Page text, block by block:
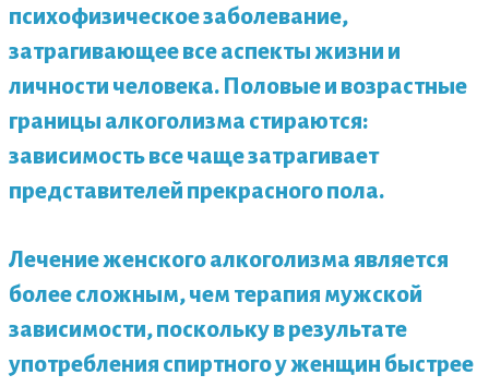
психофизическое заболевание,
затрагивающее все аспекты жизни и
личности человека. Половые и возрастные
границы алкоголизма стираются:
зависимость все чаще затрагивает
представителей прекрасного пола.
Лечениеженского алкоголизма является
более сложным, чем терапия мужской
зависимости, поскольку в результате
употребления спиртного у женщин быстрее